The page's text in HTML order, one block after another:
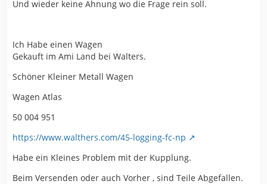
Und wieder keine Ahnung wo die Frage rein soll.
Ich Habe einen Wagen
Gekauft im Ami Land bei Walters.
Schöner Kleiner Metall Wagen
Wagen Atlas
50 004 951
https://www.walthers.com/45-logging-fc-np
Habe ein Kleines Problem mit der Kupplung.
Beim Versenden oder auch Vorher , sind Teile Abgefallen.